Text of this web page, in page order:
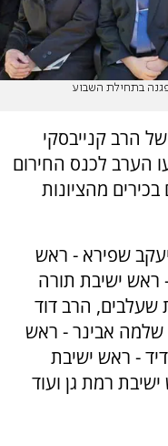
בתחילת השבוע
הרב קנייבסקי
הערב לכנס החירום
מהציונות
שפירא - ראש
ראש ישיבת תורה
שעלבים, הרב דוד
שלמה אבינר - ראש
- ראש ישיבת
רמת גן ועוד